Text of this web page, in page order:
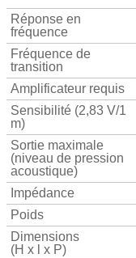
Réponse en
fréquence
Fréquence de
transition
Amplificateur requis
Sensibilité (2,83 V/1
m)
Sortie maximale
(niveau de pression
acoustique)
Impédance
Poids
Dimensions
(H x l x P)